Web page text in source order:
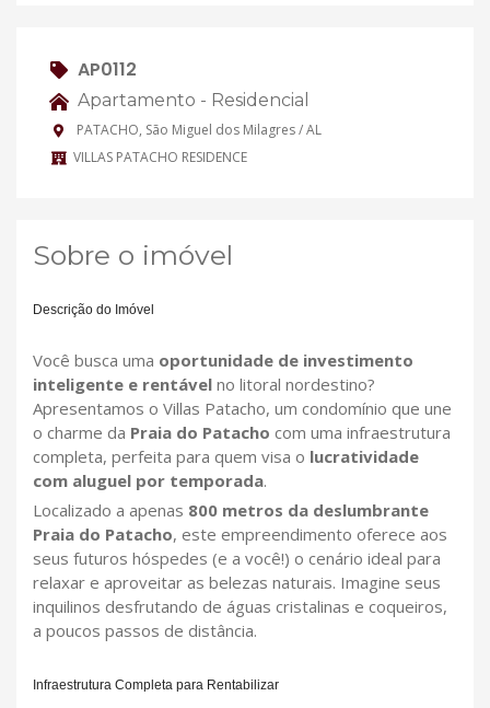
AP0112
Apartamento - Residencial
PATACHO, São Miguel dos Milagres / AL
VILLAS PATACHO RESIDENCE
Sobre o imóvel
Descrição do Imóvel
Você busca uma oportunidade de investimento
inteligente e rentável no litoral nordestino?
Apresentamos o Villas Patacho, um condomínio que une
o charme da Praia do Patacho com uma infraestrutura
completa, perfeita para quem visa o lucratividade
com aluguel por temporada.
Localizado a apenas 800 metros da deslumbrante
Praia do Patacho, este empreendimento oferece aos
seus futuros hóspedes (e a você!) o cenário ideal para
relaxar e aproveitar as belezas naturais. Imagine seus
inquilinos desfrutando de águas cristalinas e coqueiros,
a poucos passos de distância.
Infraestrutura Completa para Rentabilizar